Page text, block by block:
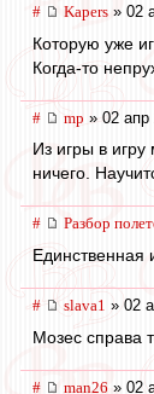
# Kapers » 02
Которую уже
Когда-то
# mp » 02 апр
Из игры в
ничего.
# Разбор
Единственная
# slava1 » 02
Мозес справа
# man26 » 02